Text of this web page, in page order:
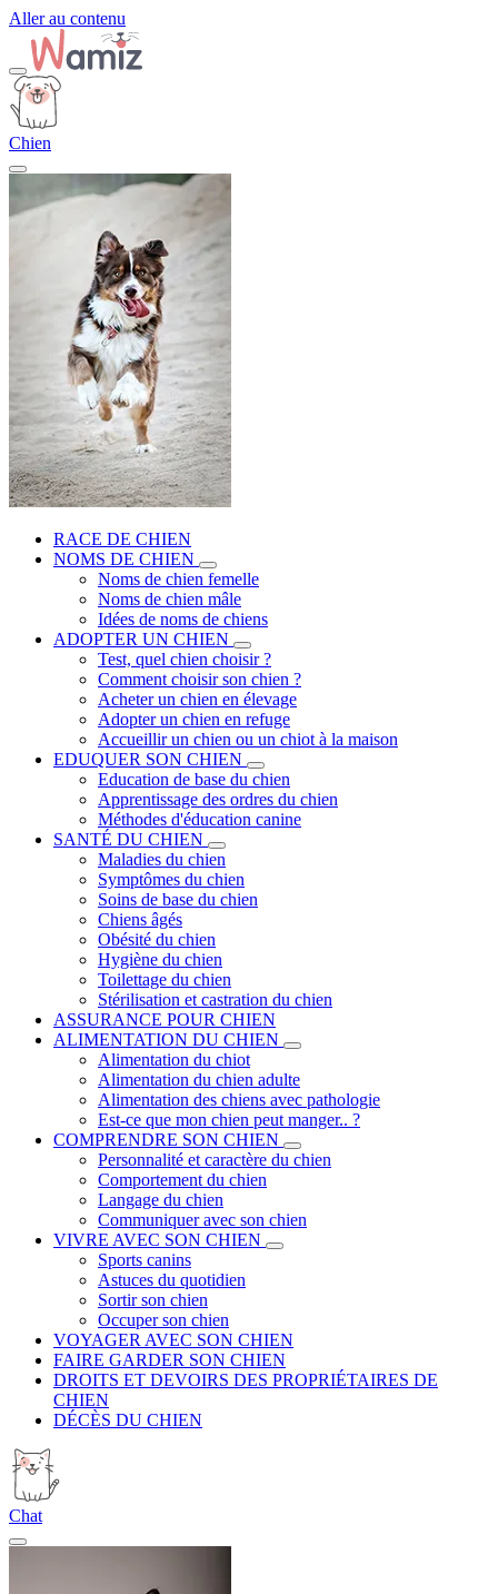
Aller au contenu
Chien
RACE DE CHIEN
NOMS DE CHIEN
Noms de chien femelle
Noms de chien mâle
Idées de noms de chiens
ADOPTER UN CHIEN
Test, quel chien choisir ?
Comment choisir son chien ?
Acheter un chien en élevage
Adopter un chien en refuge
Accueillir un chien ou un chiot à la maison
EDUQUER SON CHIEN
Education de base du chien
Apprentissage des ordres du chien
Méthodes d'éducation canine
SANTÉ DU CHIEN
Maladies du chien
Symptômes du chien
Soins de base du chien
Chiens âgés
Obésité du chien
Hygiène du chien
Toilettage du chien
Stérilisation et castration du chien
ASSURANCE POUR CHIEN
ALIMENTATION DU CHIEN
Alimentation du chiot
Alimentation du chien adulte
Alimentation des chiens avec pathologie
Est-ce que mon chien peut manger.. ?
COMPRENDRE SON CHIEN
Personnalité et caractère du chien
Comportement du chien
Langage du chien
Communiquer avec son chien
VIVRE AVEC SON CHIEN
Sports canins
Astuces du quotidien
Sortir son chien
Occuper son chien
VOYAGER AVEC SON CHIEN
FAIRE GARDER SON CHIEN
DROITS ET DEVOIRS DES PROPRIÉTAIRES DE
CHIEN
DÉCÈS DU CHIEN
Chat